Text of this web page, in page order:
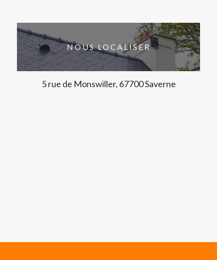
NOUS LOCALISER
5 rue de Monswiller, 67700 Saverne